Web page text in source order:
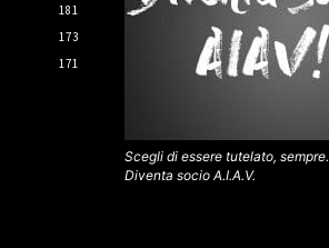
181
173
171
Scegli di essere tutelato, sempre.
Diventa socio A.I.A.V.